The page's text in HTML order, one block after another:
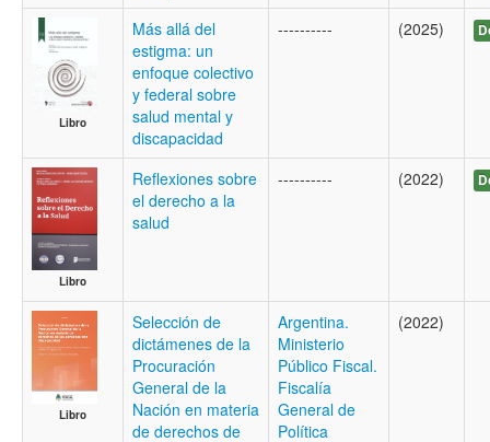
Libro
Más allá del
estigma: un
enfoque colectivo
y federal sobre
salud mental y
discapacidad
---------- (2025)
Libro
Reflexiones sobre
el derecho a la
salud
---------- (2022)
Libro
Selección de
dictámenes de la
Procuración
General de la
Nación en materia
de derechos de
Argentina.
Ministerio
Público Fiscal.
Fiscalía
General de
Política
(2022)